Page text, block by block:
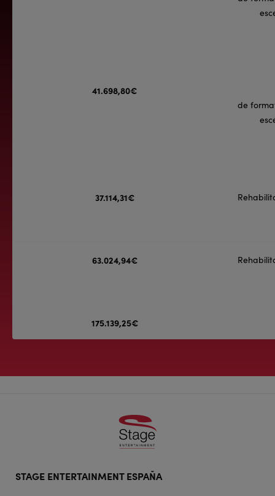
41.698,80€
de
37.114,31€
63.024,94€
175.139,25€
STAGE ENTERTAINMENT ESPAÑA